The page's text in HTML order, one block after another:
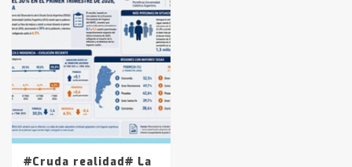
#Cruda realidad# La